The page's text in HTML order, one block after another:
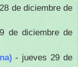
de diciembre de
de diciembre de
- jueves 29 de